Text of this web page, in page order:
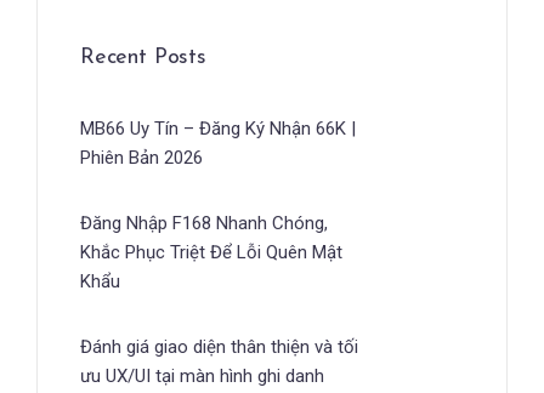
Recent Posts
MB66 Uy Tín – Đăng Ký Nhận 66K |
Phiên Bản 2026
Đăng Nhập F168 Nhanh Chóng,
Khắc Phục Triệt Để Lỗi Quên Mật
Khẩu
Đánh giá giao diện thân thiện và tối
ưu UX/UI tại màn hình ghi danh